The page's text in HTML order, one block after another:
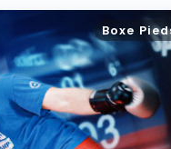
Boxe